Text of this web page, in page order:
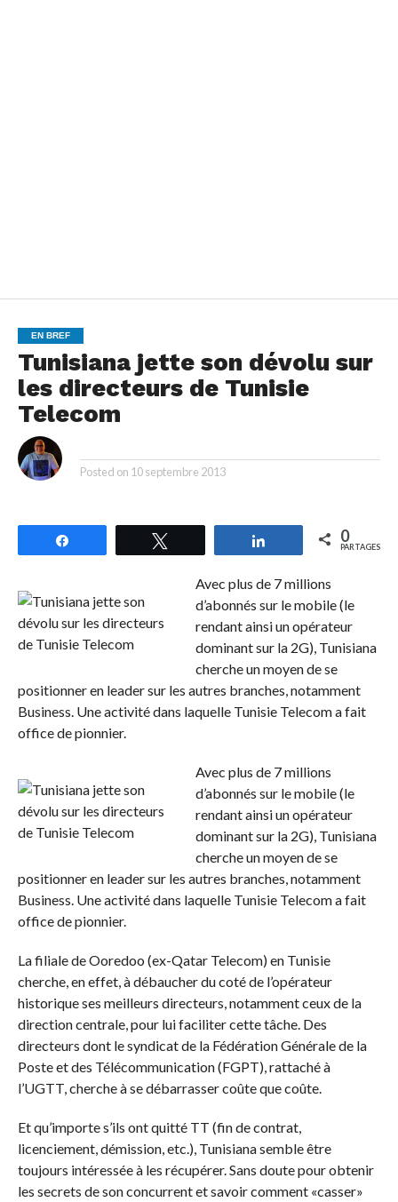
EN BREF
Tunisiana jette son dévolu sur
les directeurs de Tunisie
Telecom
Posted on 10 septembre 2013
Partagez 0
PARTAGES
Avec plus de 7 millions
d’abonnés sur le mobile (le
rendant ainsi un opérateur
dominant sur la 2G), Tunisiana
cherche un moyen de se
positionner en leader sur les autres branches, notamment
Business. Une activité dans laquelle Tunisie Telecom a fait
office de pionnier.
Avec plus de 7 millions
d’abonnés sur le mobile (le
rendant ainsi un opérateur
dominant sur la 2G), Tunisiana
cherche un moyen de se
positionner en leader sur les autres branches, notamment
Business. Une activité dans laquelle Tunisie Telecom a fait
office de pionnier.
La filiale de Ooredoo (ex-Qatar Telecom) en Tunisie
cherche, en effet, à débaucher du coté de l’opérateur
historique ses meilleurs directeurs, notamment ceux de la
direction centrale, pour lui faciliter cette tâche. Des
directeurs dont le syndicat de la Fédération Générale de la
Poste et des Télécommunication (FGPT), rattaché à
l’UGTT, cherche à se débarrasser coûte que coûte.
Et qu’importe s’ils ont quitté TT (fin de contrat,
licenciement, démission, etc.), Tunisiana semble être
toujours intéressée à les récupérer. Sans doute pour obtenir
les secrets de son concurrent et savoir comment «casser»